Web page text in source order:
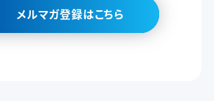
メルマガ登録はこちら